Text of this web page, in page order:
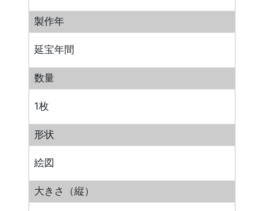
製作年
延宝年間
数量
1枚
形状
絵図
大きさ（縦）